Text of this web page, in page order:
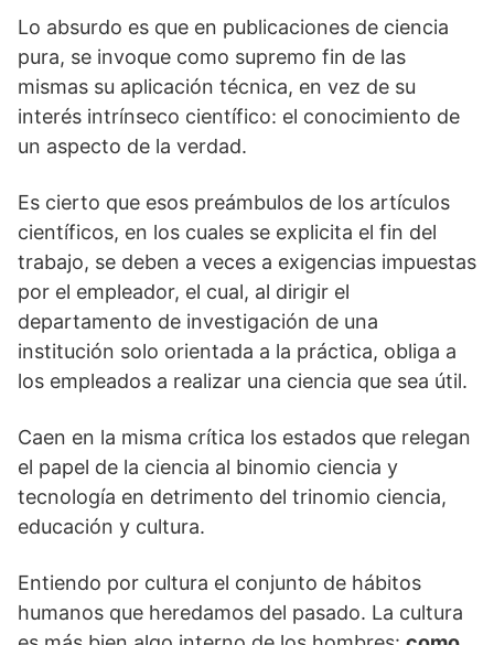
Lo absurdo es que en publicaciones de ciencia
pura, se invoque como supremo fin de las
mismas su aplicación técnica, en vez de su
interés intrínseco científico: el conocimiento de
un aspecto de la verdad.
Es cierto que esos preámbulos de los artículos
científicos, en los cuales se explicita el fin del
trabajo, se deben a veces a exigencias impuestas
por el empleador, el cual, al dirigir el
departamento de investigación de una
institución solo orientada a la práctica, obliga a
los empleados a realizar una ciencia que sea útil.
Caen en la misma crítica los estados que relegan
el papel de la ciencia al binomio ciencia y
tecnología en detrimento del trinomio ciencia,
educación y cultura.
Entiendo por cultura el conjunto de hábitos
humanos que heredamos del pasado. La cultura